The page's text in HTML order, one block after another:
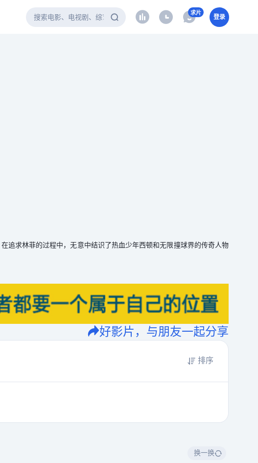
求片
登录
追求林菲的过程中，无意中结识了热血少年西顿和无限撞球界的传奇人物
好影片，与朋友一起分享
排序
换一换